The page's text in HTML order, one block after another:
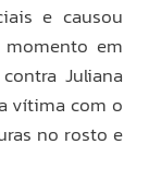
e causou
em
Juliana
vítima com o
no rosto e